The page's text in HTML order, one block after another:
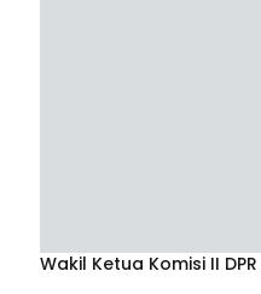
Wakil Ketua Komisi II